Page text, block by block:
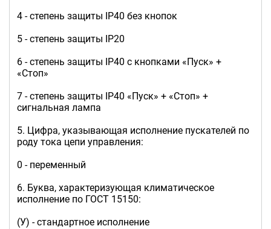
4 - степень защиты IP40 без кнопок
5 - степень защиты IP20
6 - степень защиты IP40 с кнопками «Пуск» +
«Стоп»
7 - степень защиты IP40 «Пуск» + «Стоп» +
сигнальная лампа
5. Цифра, указывающая исполнение пускателей по
роду тока цепи управления:
0 - переменный
6. Буква, характеризующая климатическое
исполнение по ГОСТ 15150:
(У) - стандартное исполнение